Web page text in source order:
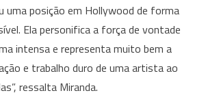
uma posição em Hollywood de forma
Ela personifica a força de vontade
intensa e representa muito bem a
e trabalho duro de uma artista ao
ressalta Miranda.